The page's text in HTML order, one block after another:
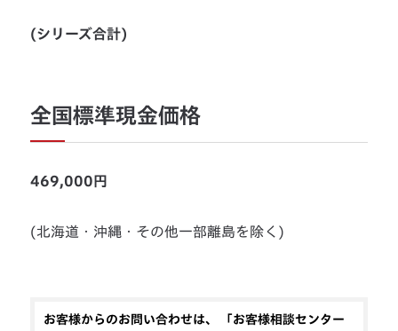
(シリーズ合計)
全国標準現金価格
469,000円
(北海道・沖縄・その他一部離島を除く)
お客様からのお問い合わせは、 「お客様相談センター